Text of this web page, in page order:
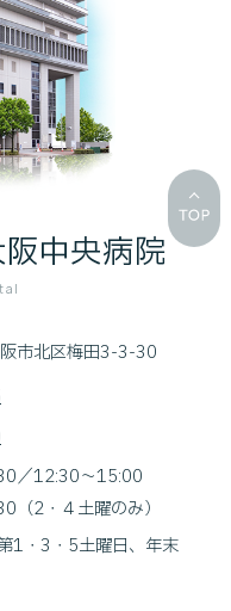
中央病院
市北区梅田3-3-30
／12:30～15:00
（2・４土曜のみ）
1・3・5土曜日、年末